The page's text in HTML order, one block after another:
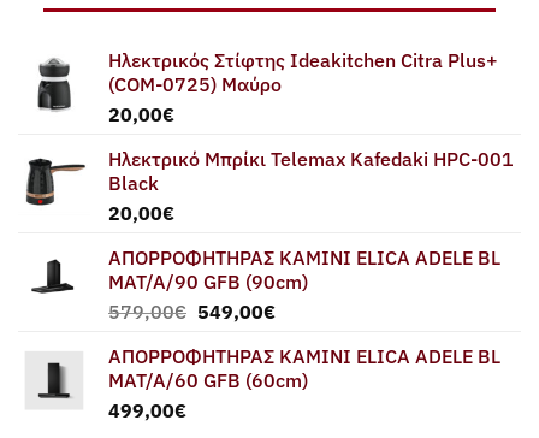
Ηλεκτρικός Στίφτης Ideakitchen Citra Plus+
(COM-0725) Μαύρο
20,00€
Ηλεκτρικό Μπρίκι Telemax Kafedaki HPC-001
Black
20,00€
ΑΠΟΡΡΟΦΗΤΗΡΑΣ ΚΑΜΙΝΙ ELICA ADELE BL
MAT/A/90 GFB (90cm)
579,00€ Original
was:
579,00€.
549,00€Η
τιμή
είναι:
ΑΠΟΡΡΟΦΗΤΗΡΑΣ ΚΑΜΙΝΙ ELICA ADELE BL
MAT/A/60 GFB (60cm)
499,00€